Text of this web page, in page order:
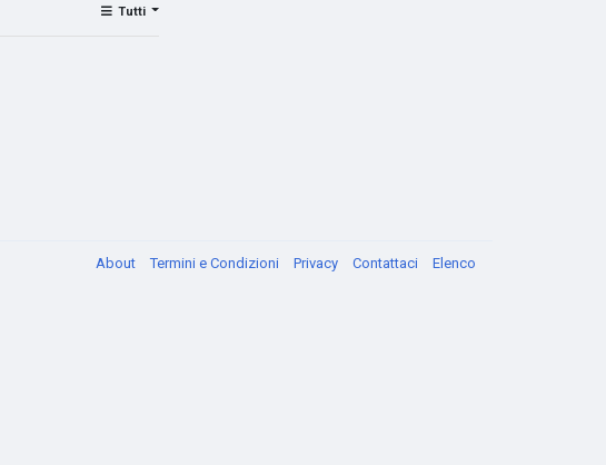
Tutti
About Termini e Condizioni Privacy Contattaci Elenco